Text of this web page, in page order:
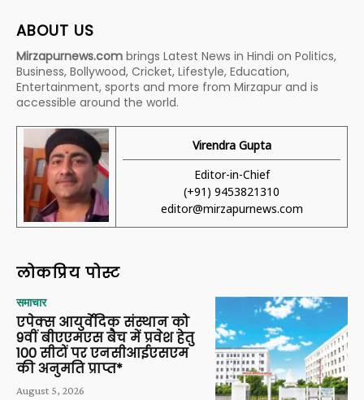
ABOUT US
Mirzapurnews.com brings Latest News in Hindi on Politics,
Business, Bollywood, Cricket, Lifestyle, Education,
Entertainment, sports and more from Mirzapur and is
accessible around the world.
Virendra Gupta
Editor-in-Chief
(+91) 9453821310
editor@mirzapurnews.com
लोकप्रिय पोस्ट
समाचार
एपेक्स आयुर्वेदिक संस्थान को
9वीं बीएएमएस बैच में प्रवेश हेतु
100 सीटों पर एनसीआईएसएम
की अनुमति प्राप्त*
August 5, 2026